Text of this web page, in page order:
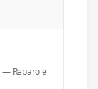
— Reparo e